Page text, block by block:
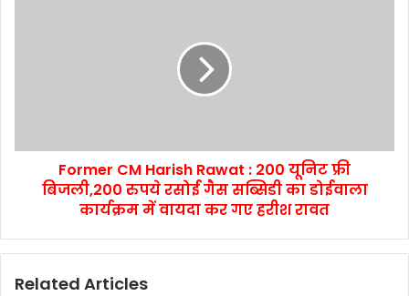
Former CM Harish Rawat : 200 यूनिट फ्री
बिजली,200 रुपये रसोई गैस सब्सिडी का डोईवाला
कार्यक्रम में वायदा कर गए हरीश रावत
Related Articles